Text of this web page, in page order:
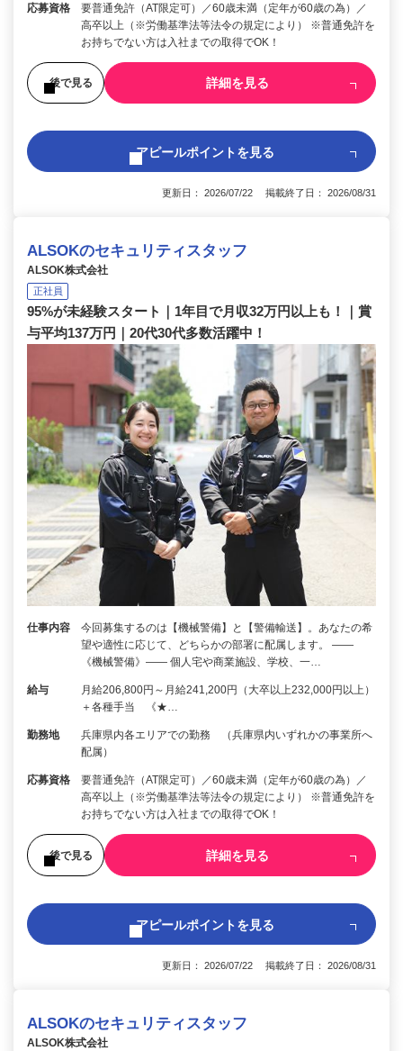
応募資格
要普通免許（AT限定可）／60歳未満（定年が60歳の為）／
高卒以上（※労働基準法等法令の規定により） ※普通免許を
お持ちでない方は入社までの取得でOK！
後で見る 詳細を見る
アピールポイントを見る
更新日： 2026/07/22 掲載終了日： 2026/08/31
ALSOKのセキュリティスタッフ
ALSOK株式会社
正社員
95%が未経験スタート｜1年目で月収32万円以上も！｜賞
与平均137万円｜20代30代多数活躍中！
仕事内容
今回募集するのは【機械警備】と【警備輸送】。あなたの希
望や適性に応じて、どちらかの部署に配属します。 ――
《機械警備》―― 個人宅や商業施設、学校、一…
給与
月給206,800円～月給241,200円（大卒以上232,000円以上）
＋各種手当 《★…
勤務地
兵庫県内各エリアでの勤務 （兵庫県内いずれかの事業所へ
配属）
応募資格
要普通免許（AT限定可）／60歳未満（定年が60歳の為）／
高卒以上（※労働基準法等法令の規定により） ※普通免許を
お持ちでない方は入社までの取得でOK！
後で見る 詳細を見る
アピールポイントを見る
更新日： 2026/07/22 掲載終了日： 2026/08/31
ALSOKのセキュリティスタッフ
ALSOK株式会社